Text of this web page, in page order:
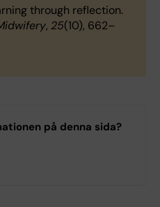
through reflection.
, 25(10), 662–
på denna sida?